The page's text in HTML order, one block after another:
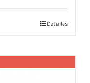
Detalles